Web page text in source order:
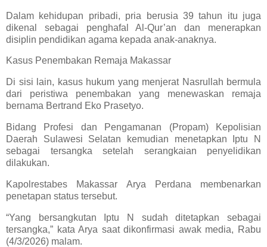
Dalam kehidupan pribadi, pria berusia 39 tahun itu juga
dikenal sebagai penghafal Al-Qur’an dan menerapkan
disiplin pendidikan agama kepada anak-anaknya.
Kasus Penembakan Remaja Makassar
Di sisi lain, kasus hukum yang menjerat Nasrullah bermula
dari peristiwa penembakan yang menewaskan remaja
bernama Bertrand Eko Prasetyo.
Bidang Profesi dan Pengamanan (Propam) Kepolisian
Daerah Sulawesi Selatan kemudian menetapkan Iptu N
sebagai tersangka setelah serangkaian penyelidikan
dilakukan.
Kapolrestabes Makassar Arya Perdana membenarkan
penetapan status tersebut.
“Yang bersangkutan Iptu N sudah ditetapkan sebagai
tersangka,” kata Arya saat dikonfirmasi awak media, Rabu
(4/3/2026) malam.